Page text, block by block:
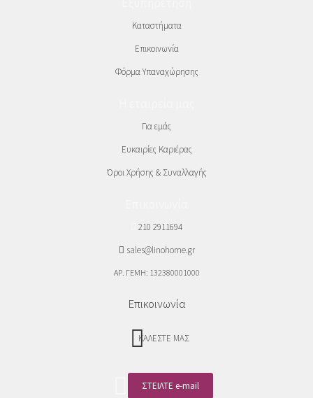
Καταστήματα
Επικοινωνία
Φόρμα Υπαναχώρησης
Για εμάς
Ευκαιρίες Καριέρας
Όροι Χρήσης & Συναλλαγής
210 2911694
sales@linohome.gr
ΑΡ. ΓΕΜΗ: 132380001000
Επικοινωνία
ΚΑΛΕΣΤΕ ΜΑΣ
ΣΤΕΙΛΤΕ e-mail